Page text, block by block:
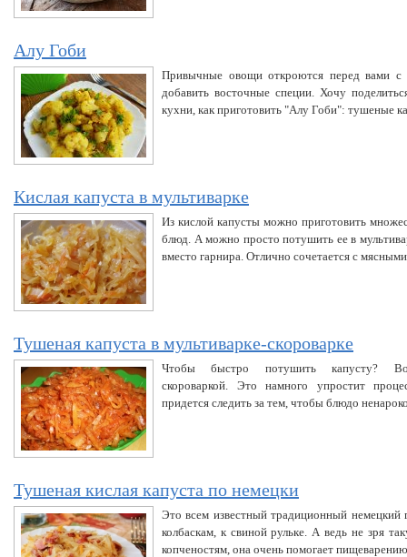
Алу Гоби
Привычные овощи откроются перед вами с
добавить восточные специи. Хочу
кухни, как приготовить "Алу Гоби": тушеные
Кислая капуста в мультиварке
Из кислой капусты можно приготовить
блюд. А можно просто потушить ее в
вместо гарнира. Отлично сочетается с
Тушеная капуста в мультиварке-скороварке
Чтобы быстро потушить капусту?
скороваркой. Это намного упростит
придется следить за тем, чтобы блюдо
Тушеная кислая капуста по немецки
Это всем известный традиционный
колбаскам, к свиной рульке. А ведь не зря
копченостям, она очень помогает